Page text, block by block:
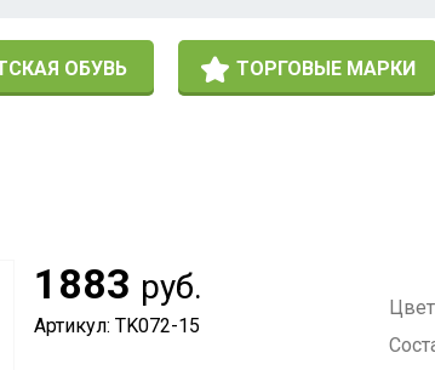
ОБУВЬ ТОРГОВЫЕ МАРКИ
1883 руб.
Артикул: TK072-15